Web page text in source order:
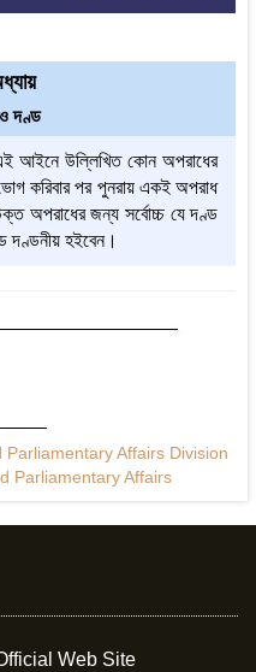
দণ্ড
আইনে উল্লিখিত কোন অপরাধের
করিবার পর পুনরায় একই অপরাধ
অপরাধের জন্য সর্বোচ্চ যে দণ্ড
দণ্ডনীয় হইবেন।
Affairs Division
Parliamentary Affairs
Web Site